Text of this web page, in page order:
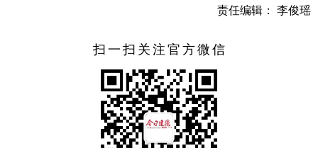
并就涉水项目相关娱乐设施运营情况、安全应急预案、安全
行了全面细致的检查。
检查人员要求经营单位严格落实安全生产主体责任，对
新业态高风险项目，要严格按要求定期维护保养设备，对达
不到要求的坚决停止运营和使用；在危险地段要设置安全警
示标志标牌，并配备护航人员以及通讯设备；要进一步完善
责任编辑： 李俊瑶
扫一扫关注官方微信